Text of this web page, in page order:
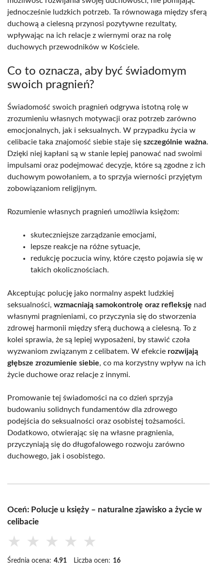
jednocześnie ludzkich potrzeb. Ta równowaga między sferą
duchową a cielesną przynosi pozytywne rezultaty,
wpływając na ich relacje z wiernymi oraz na rolę
duchowych przewodników w Kościele.
Co to oznacza, aby być świadomym
swoich pragnień?
Świadomość swoich pragnień odgrywa istotną rolę w
zrozumieniu własnych motywacji oraz potrzeb zarówno
emocjonalnych, jak i seksualnych. W przypadku życia w
celibacie taka znajomość siebie staje się szczególnie ważna.
Dzięki niej kapłani są w stanie lepiej panować nad swoimi
impulsami oraz podejmować decyzje, które są zgodne z ich
duchowym powołaniem, a to sprzyja wierności przyjętym
zobowiązaniom religijnym.
Rozumienie własnych pragnień umożliwia księżom:
skuteczniejsze zarządzanie emocjami,
lepsze reakcje na różne sytuacje,
redukcję poczucia winy, które często pojawia się w
takich okolicznościach.
Akceptując polucję jako normalny aspekt ludzkiej
seksualności, wzmacniają samokontrolę oraz refleksję nad
własnymi pragnieniami, co przyczynia się do stworzenia
zdrowej harmonii między sferą duchową a cielesną. To z
kolei sprawia, że są lepiej wyposażeni, by stawić czoła
wyzwaniom związanym z celibatem. W efekcie rozwijają
głębsze zrozumienie siebie, co ma korzystny wpływ na ich
życie duchowe oraz relacje z innymi.
Promowanie tej świadomości na co dzień sprzyja
budowaniu solidnych fundamentów dla zdrowego
podejścia do seksualności oraz osobistej tożsamości.
Dodatkowo, otwierając się na własne pragnienia,
przyczyniają się do długofalowego rozwoju zarówno
duchowego, jak i osobistego.
Oceń: Polucje u księży – naturalne zjawisko a życie w
celibacie
★ ★ ★ ★ ★
Średnia ocena: 4.91 Liczba ocen: 16